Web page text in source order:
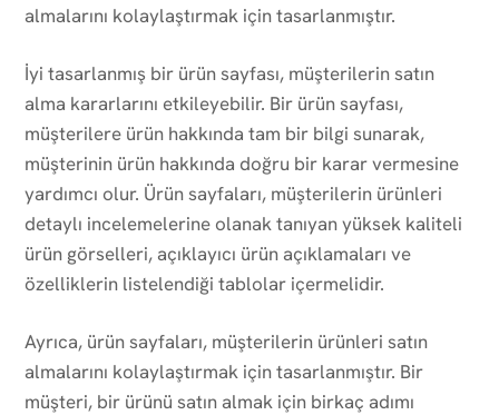
almalarını kolaylaştırmak için tasarlanmıştır.
İyi tasarlanmış bir ürün sayfası, müşterilerin satın
alma kararlarını etkileyebilir. Bir ürün sayfası,
müşterilere ürün hakkında tam bir bilgi sunarak,
müşterinin ürün hakkında doğru bir karar vermesine
yardımcı olur. Ürün sayfaları, müşterilerin ürünleri
detaylı incelemelerine olanak tanıyan yüksek kaliteli
ürün görselleri, açıklayıcı ürün açıklamaları ve
özelliklerin listelendiği tablolar içermelidir.
Ayrıca, ürün sayfaları, müşterilerin ürünleri satın
almalarını kolaylaştırmak için tasarlanmıştır. Bir
müşteri, bir ürünü satın almak için birkaç adımı